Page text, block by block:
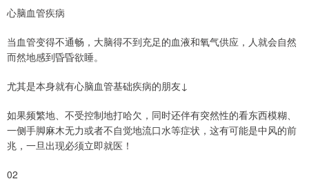
心脑血管疾病
当血管变得不通畅，大脑得不到充足的血液和氧气供应，人就会自然
而然地感到昏昏欲睡。
尤其是本身就有心脑血管基础疾病的朋友↓
如果频繁地、不受控制地打哈欠，同时还伴有突然性的看东西模糊、
一侧手脚麻木无力或者不自觉地流口水等症状，这有可能是中风的前
兆，一旦出现必须立即就医！
02